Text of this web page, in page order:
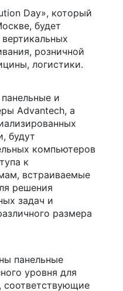
Day», который
будет
розничной
логистики.
и
Advantech, а
будут
компьютеров
к
встраиваемые
решения
задач и
размера
панельные
уровня для
соответствующие